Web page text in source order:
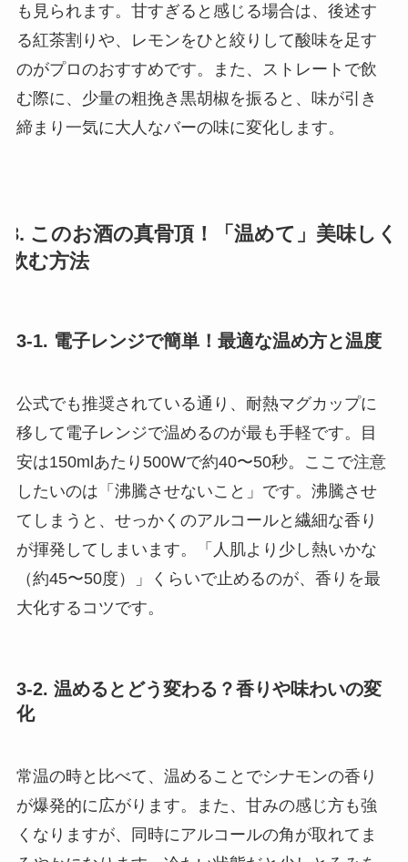
も見られます。甘すぎると感じる場合は、後述す
る紅茶割りや、レモンをひと絞りして酸味を足す
のがプロのおすすめです。また、ストレートで飲
む際に、少量の粗挽き黒胡椒を振ると、味が引き
締まり一気に大人なバーの味に変化します。
3. このお酒の真骨頂！「温めて」美味しく
飲む方法
3-1. 電子レンジで簡単！最適な温め方と温度
公式でも推奨されている通り、耐熱マグカップに
移して電子レンジで温めるのが最も手軽です。目
安は150mlあたり500Wで約40〜50秒。ここで注意
したいのは「沸騰させないこと」です。沸騰させ
てしまうと、せっかくのアルコールと繊細な香り
が揮発してしまいます。「人肌より少し熱いかな
（約45〜50度）」くらいで止めるのが、香りを最
大化するコツです。
3-2. 温めるとどう変わる？香りや味わいの変
化
常温の時と比べて、温めることでシナモンの香り
が爆発的に広がります。また、甘みの感じ方も強
くなりますが、同時にアルコールの角が取れてま